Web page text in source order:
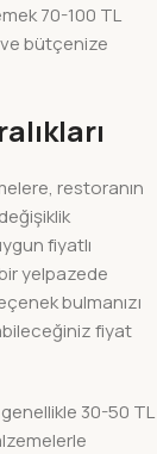
70-100 TL
ve bütçenize
restoranın
fiyatlı
yelpazede
bulmanızı
fiyat
genellikle 30-50 TL